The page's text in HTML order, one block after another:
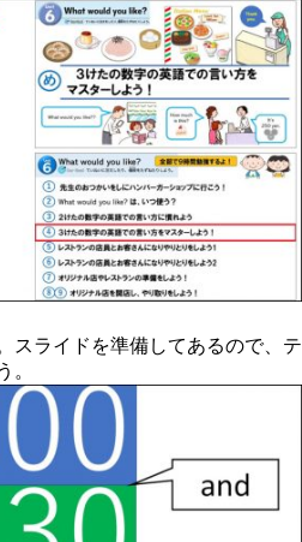
スライドを準備してあるので、テ
。